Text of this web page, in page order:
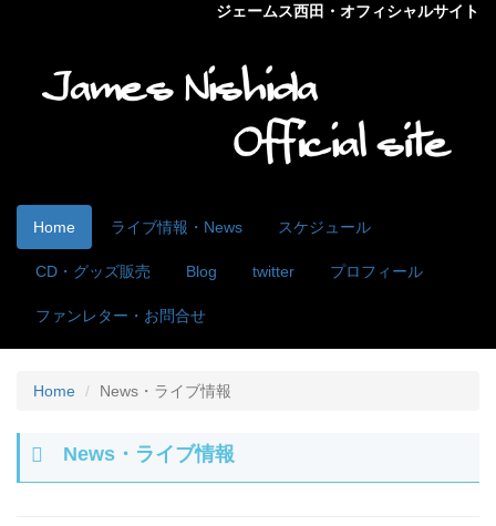
ジェームス西田・オフィシャルサイト
Home ライブ情報・News スケジュール
CD・グッズ販売 Blog twitter プロフィール
ファンレター・お問合せ
Home News・ライブ情報
News・ライブ情報